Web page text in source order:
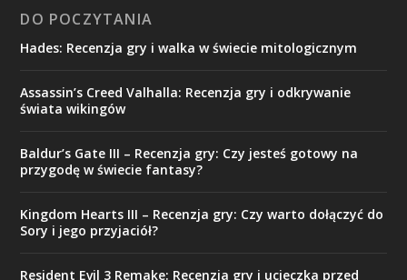
DO POCZYTANIA
Hades: Recenzja gry i walka w świecie mitologicznym
Assassin’s Creed Valhalla: Recenzja gry i odkrywanie
świata wikingów
Baldur’s Gate III – Recenzja gry: Czy jesteś gotowy na
przygodę w świecie fantasy?
Kingdom Hearts III – Recenzja gry: Czy warto dołączyć do
Sory i jego przyjaciół?
Resident Evil 3 Remake: Recenzja gry i ucieczka przed